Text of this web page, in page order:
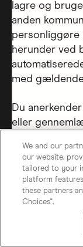
lagre og
anden
personliggøre
herunder ved
med
Du
eller
begrænse,
hvilket som
forbudt i
hvor vores
opholder dig.
du, at vi ikke
We and our
our website,
tailored to your
platform
these partners
Choices".